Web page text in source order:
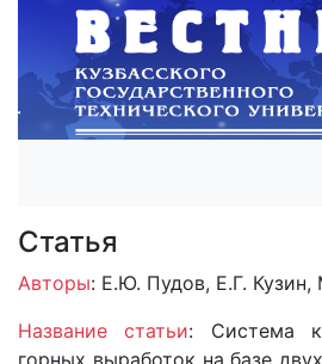
Статья
Авторы: Е.Ю. Пудов, Е.Г. Кузин,
Название статьи: Система